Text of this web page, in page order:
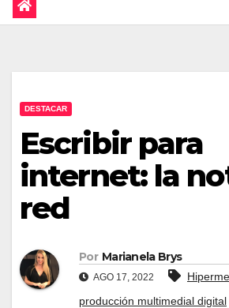
DESTACAR
Escribir para
internet: la
red
Por Marianela Brys
AGO 17, 2022
producción multimedial digital